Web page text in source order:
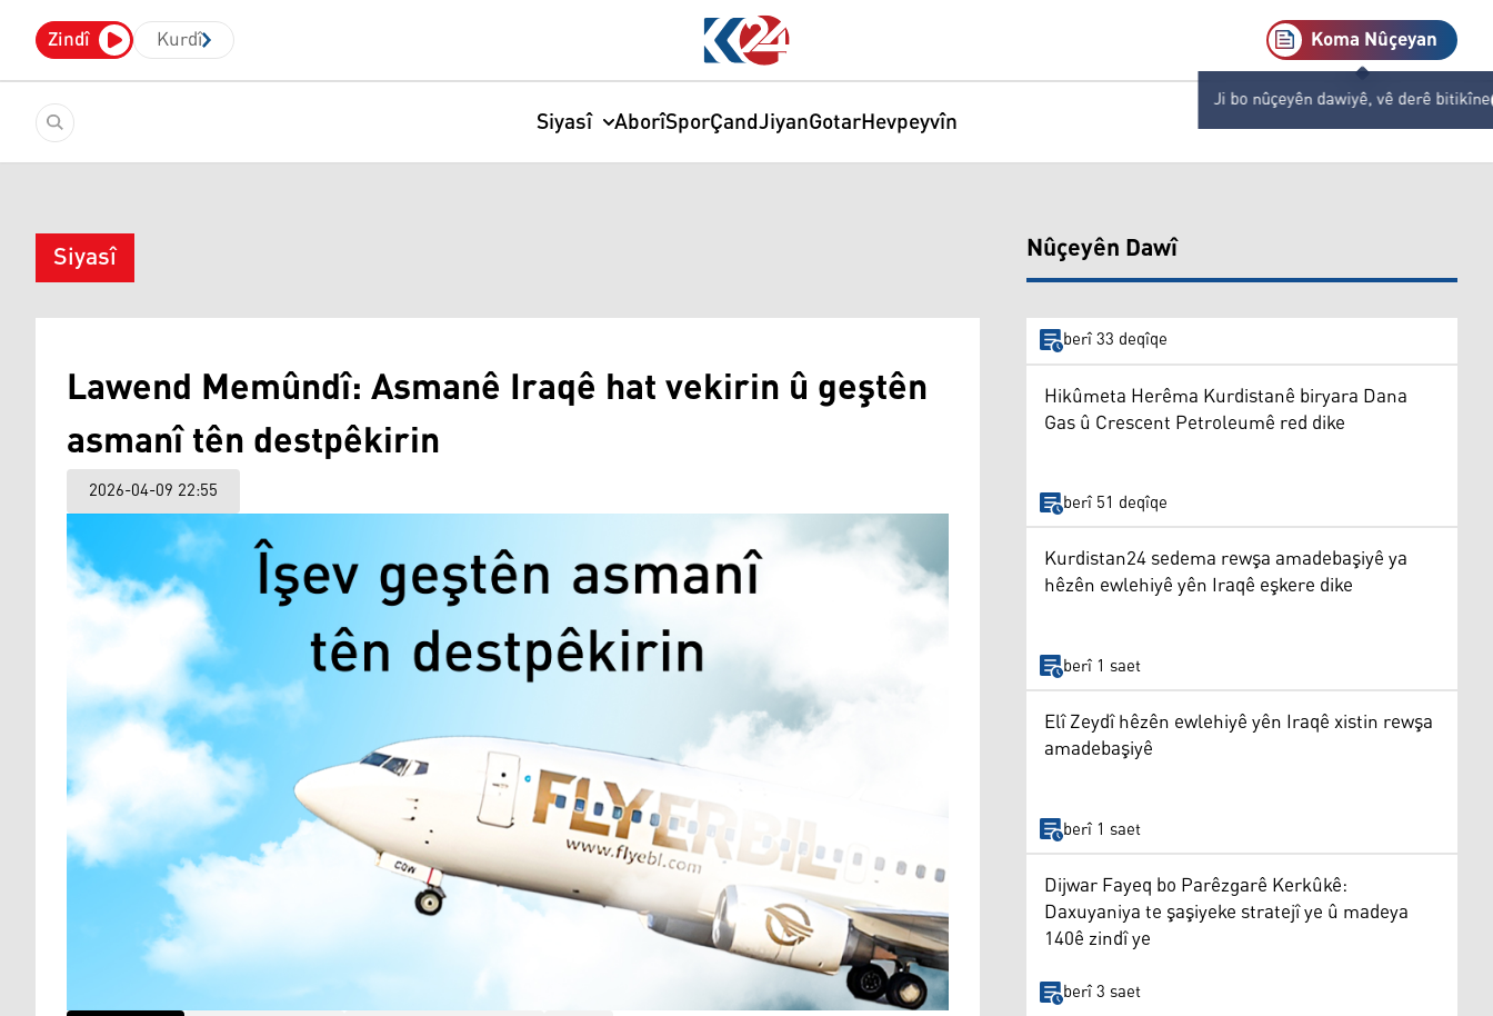
Zindî Kurdî Koma Nûçeyan
Ji bo nûçeyên dawiyê, vê derê bitikîne
Siyasî AborîSporÇandJiyanGotarHevpeyvîn
Siyasî
Lawend Memûndî: Asmanê Iraqê hat vekirin û geştên
asmanî tên destpêkirin
2026-04-09 22:55
Nûçeyên Dawî
berî 33 deqîqe
Hikûmeta Herêma Kurdistanê biryara Dana
Gas û Crescent Petroleumê red dike
berî 51 deqîqe
Kurdistan24 sedema rewşa amadebaşiyê ya
hêzên ewlehiyê yên Iraqê eşkere dike
berî 1 saet
Elî Zeydî hêzên ewlehiyê yên Iraqê xistin rewşa
amadebaşiyê
berî 1 saet
Dijwar Fayeq bo Parêzgarê Kerkûkê:
Daxuyaniya te şaşiyeke stratejî ye û madeya
140ê zindî ye
berî 3 saet